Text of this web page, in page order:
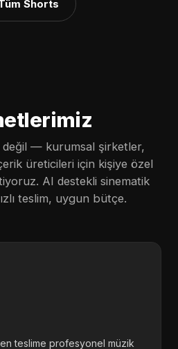
Shorts
değil — kurumsal şirketler,
üreticileri için kişiye özel
AI destekli sinematik
teslim, uygun bütçe.
teslime profesyonel müzik